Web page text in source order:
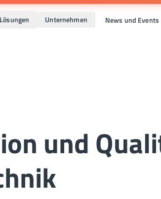
Unternehmen News und Events
und